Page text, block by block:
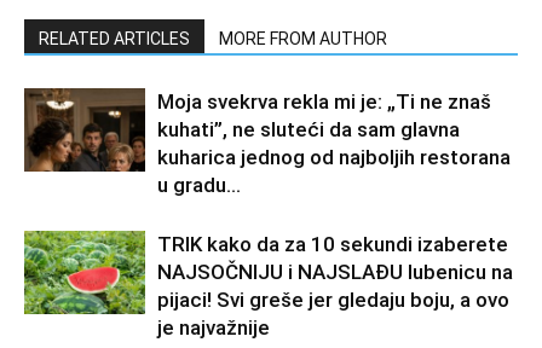
RELATED ARTICLES MORE FROM AUTHOR
Moja svekrva rekla mi je: „Ti ne znaš
kuhati”, ne sluteći da sam glavna
kuharica jednog od najboljih restorana
u gradu…
TRIK kako da za 10 sekundi izaberete
NAJSOČNIJU i NAJSLAĐU lubenicu na
pijaci! Svi greše jer gledaju boju, a ovo
je najvažnije